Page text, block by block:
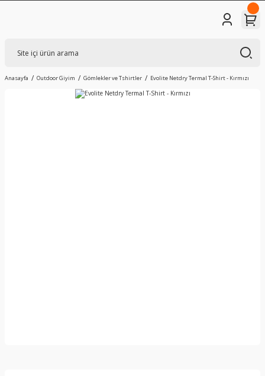
Anasayfa Outdoor Giyim Gömlekler ve Tshirtler Evolite Netdry Termal T-Shirt - Kırmızı